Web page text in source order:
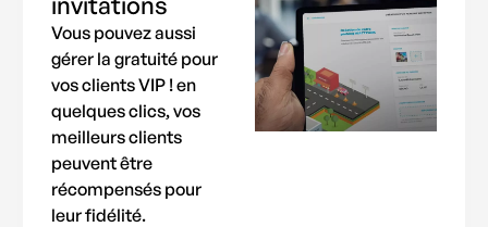
Vous pouvez aussi
gérer la gratuité pour
vos clients VIP ! en
quelques clics, vos
meilleurs clients
peuvent être
récompensés pour
leur fidélité.